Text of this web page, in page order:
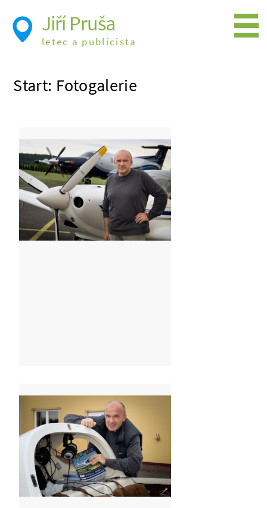
Start: Fotogalerie
Jiří Pruša
letec a publicista
Foto
Expedice
Moje knížky
Přednášky a školení
Trasy cest